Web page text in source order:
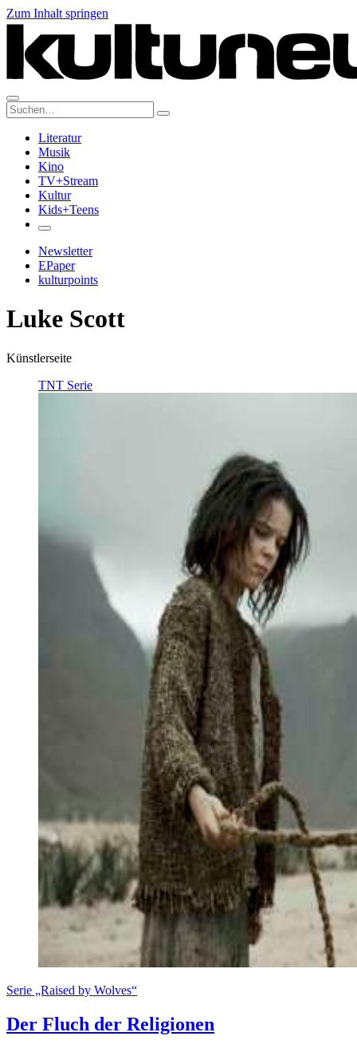
Zum Inhalt springen
Suche:
Literatur
Musik
Kino
TV+Stream
Kultur
Kids+Teens
Newsletter
EPaper
kulturpoints
Luke Scott
Künstlerseite
TNT Serie
Serie „Raised by Wolves“
Der Fluch der Religionen